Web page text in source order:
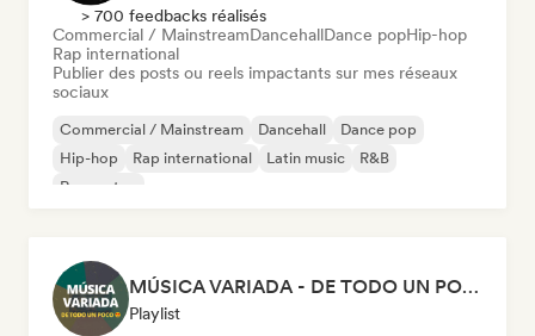
> 700 feedbacks réalisés
Commercial / MainstreamDancehallDance popHip-hop
Rap international
Publier des posts ou reels impactants sur mes réseaux
sociaux
Commercial / Mainstream Dancehall
Dance pop
Hip-hop
Rap international Latin music
R&B
Reggaeton
MÚSICA VARIADA - DE TODO UN POCO
Playlist